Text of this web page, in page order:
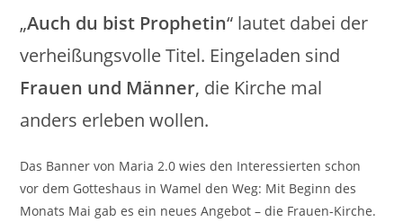
„Auch du bist Prophetin“ lautet dabei der
verheißungsvolle Titel. Eingeladen sind
Frauen und Männer, die Kirche mal
anders erleben wollen.
Das Banner von Maria 2.0 wies den Interessierten schon
vor dem Gotteshaus in Wamel den Weg: Mit Beginn des
Monats Mai gab es ein neues Angebot – die Frauen-Kirche.